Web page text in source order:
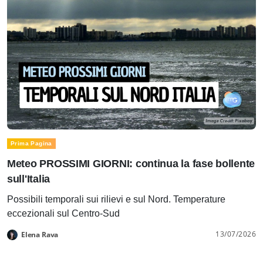
Prima Pagina
Meteo PROSSIMI GIORNI: continua la fase bollente
sull'Italia
Possibili temporali sui rilievi e sul Nord. Temperature
eccezionali sul Centro-Sud
Elena Rava 13/07/2026